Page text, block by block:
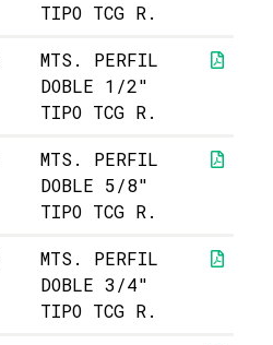
TIPO TCG R.
MTS. PERFIL
DOBLE 1/2"
TIPO TCG R.
MTS. PERFIL
DOBLE 5/8"
TIPO TCG R.
MTS. PERFIL
DOBLE 3/4"
TIPO TCG R.